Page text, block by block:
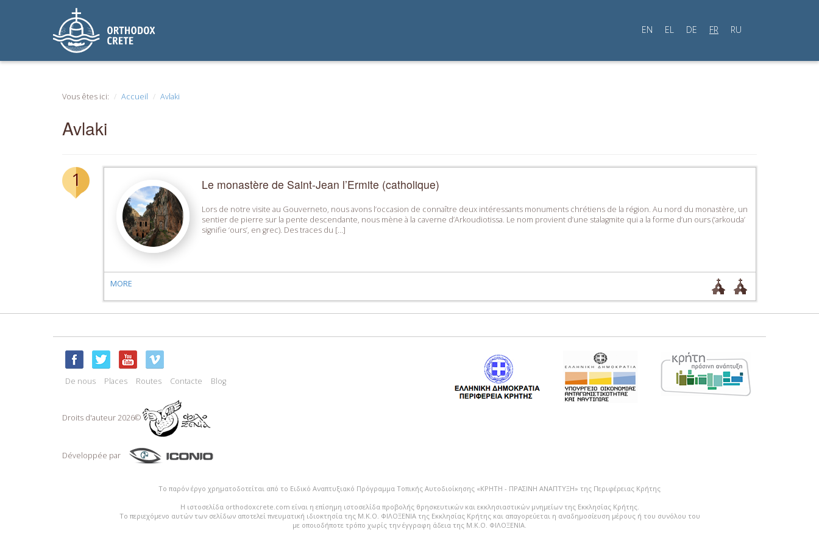
EN EL DE FR RU
Vous êtes ici: Accueil Avlaki
Avlaki
1 Le monastère de Saint-Jean l’Ermite (catholique)
Lors de notre visite au Gouverneto, nous avons l’occasion de connaître deux intéressants monuments chrétiens de la région. Au nord du monastère, un
sentier de pierre sur la pente descendante, nous mène à la caverne d’Arkoudiotissa. Le nom provient d’une stalagmite qui a la forme d’un ours (‘arkouda’
signifie ‘ours’, en grec). Des traces du […]
MORE
De nous Places Routes Contacte Blog
Droits d'auteur 2026©
Développée par
Το παρόν έργο χρηματοδοτείται από το Ειδικό Αναπτυξιακό Πρόγραμμα Τοπικής Αυτοδιοίκησης «ΚΡΗΤΗ - ΠΡΑΣΙΝΗ ΑΝΑΠΤΥΞΗ» της Περιφέρειας Κρήτης
Η ιστοσελίδα orthodoxcrete.com είναι η επίσημη ιστοσελίδα προβολής θρησκευτικών και εκκλησιαστικών μνημείων της Εκκλησίας Κρήτης.
Το περιεχόμενο αυτών των σελίδων αποτελεί πvευματική ιδιοκτησία της Μ.Κ.Ο. ΦΙΛΟΞΕΝΙΑ της Εκκλησίας Κρήτης και απαγορεύεται η αναδημοσίευση μέρους ή του συνόλου του
με οποιοδήποτε τρόπο χωρίς την έγγραφη άδεια της Μ.Κ.Ο. ΦΙΛΟΞΕΝΙΑ.